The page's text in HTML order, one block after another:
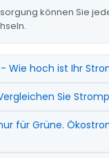
können Sie
Wie hoch ist Ihr
Sie
für Grüne.